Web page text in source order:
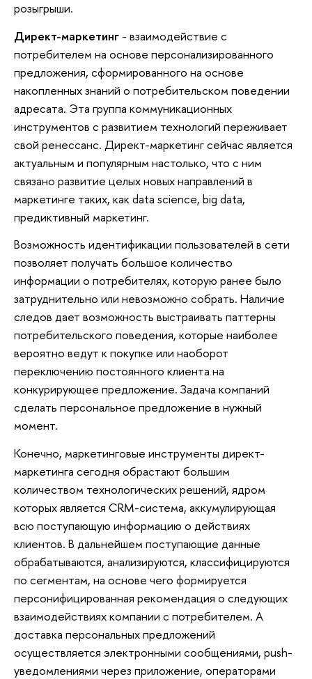
розыгрыши.
Директ-маркетинг - взаимодействие с
потребителем на основе персонализированного
предложения, сформированного на основе
накопленных знаний о потребительском поведении
адресата. Эта группа коммуникационных
инструментов с развитием технологий переживает
свой ренессанс. Директ-маркетинг сейчас является
актуальным и популярным настолько, что с ним
связано развитие целых новых направлений в
маркетинге таких, как data science, big data,
предиктивный маркетинг.
Возможность идентификации пользователей в сети
позволяет получать большое количество
информации о потребителях, которую ранее было
затруднительно или невозможно собрать. Наличие
следов дает возможность выстраивать паттерны
потребительского поведения, которые наиболее
вероятно ведут к покупке или наоборот
переключению постоянного клиента на
конкурирующее предложение. Задача компаний
сделать персональное предложение в нужный
момент.
Конечно, маркетинговые инструменты директ-
маркетинга сегодня обрастают большим
количеством технологических решений, ядром
которых является CRM-система, аккумулирующая
всю поступающую информацию о действиях
клиентов. В дальнейшем поступающие данные
обрабатываются, анализируются, классифицируются
по сегментам, на основе чего формируется
персонифицированная рекомендация о следующих
взаимодействиях компании с потребителем. А
доставка персональных предложений
осуществляется электронными сообщениями, push-
уведомлениями через приложение, операторами